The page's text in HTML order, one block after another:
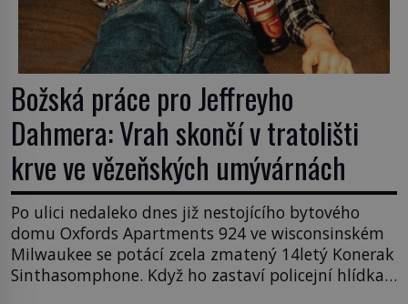
Božská práce pro Jeffreyho
Dahmera: Vrah skončí v tratolišti
krve ve vězeňských umývárnách
Po ulici nedaleko dnes již nestojícího bytového
domu Oxfords Apartments 924 ve wisconsinském
Milwaukee se potácí zcela zmatený 14letý Konerak
Sinthasomphone. Když ho zastaví policejní hlídka,